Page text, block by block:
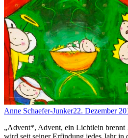
Anne Schaefer-Junker22. Dezember
„Advent*, Advent, ein Lichtlein